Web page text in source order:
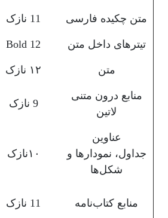
متن چکیده فارسی 11 نازک
تیترهای داخل متن 12 Bold
متن ۱۲ نازک
منابع درون متنی
لاتین
9 نازک
عناوین
جداول، نمودارها و
شکل‌ها
۱۰نازک
منابع کتاب‌نامه 11 نازک